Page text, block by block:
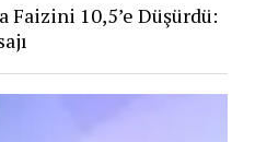
Faizini 10,5’e Düşürdü: